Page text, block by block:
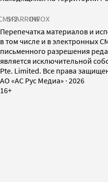
SPARROWINFOX
Перепечатка материалов и
в том числе и в электронных
письменного разрешения
является исключительной
Pte. Limited. Все права
AO «АС Рус Медиа» · 2026
16+